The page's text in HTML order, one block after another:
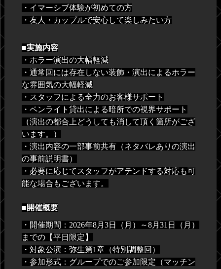
・イマーシブ体験が初めての方
・友人・カップルで安心して楽しみたい方
■実施内容
・ホラー演出の大幅軽減
・通常回には存在しない装飾・演出によるホラー
な雰囲気の大幅軽減
・スタッフによる全力のお客様サポート
・ペンライト貸出による暗所での視界サポート
（演出の都合上どうしても消して頂く箇所がござ
います。）
・演出内容の一部事前共有（ネタバレありの演出
の事前説明書）
・必要に応じてスタッフがアテンドする対応も可
能な場合もございます。
■開催概要
・開催期間：2026年8月3日（月）～8月31日（月）
までの【平日限定】
・対象公演：弥生第1章（特別調整回）
・参加形式：グループでのご参加限定（マッチン